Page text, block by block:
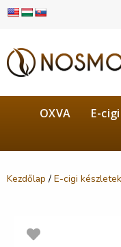
OXVA E-
Kezdőlap / E-cigi készletek